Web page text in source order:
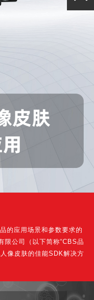
的应用场景和参数要求的
限公司（以下简称“CBS品
像皮肤的佳能SDK解决方